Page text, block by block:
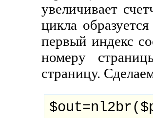
увеличивает
цикла
первый индекс
номеру
страницу.